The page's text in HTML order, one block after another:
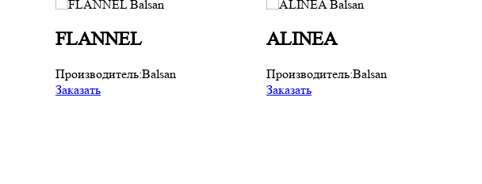
FLANNEL
Производитель:Balsan
Заказать
ALINEA
Производитель:Balsan
Заказать